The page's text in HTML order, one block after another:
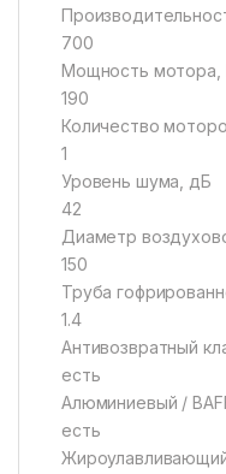
700
Мощность мотора,
190
Количество
1
Уровень шума, дБ
42
Диаметр
150
Труба
1.4
Антивозвратный
есть
Алюминиевый /
есть